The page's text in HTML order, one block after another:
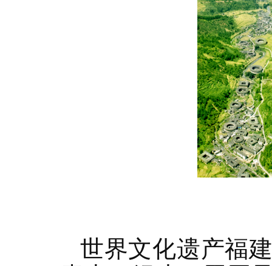
世界文化遗产福